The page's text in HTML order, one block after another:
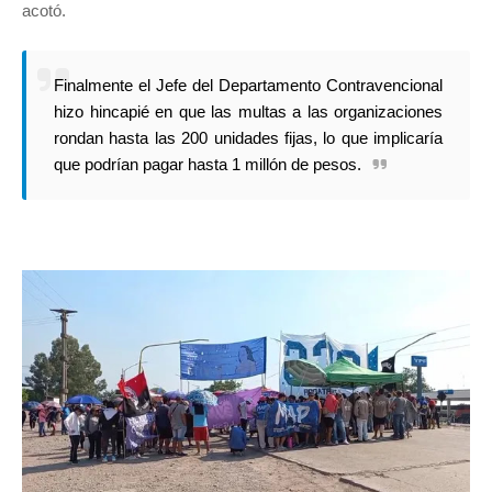
acotó.
Finalmente el Jefe del Departamento Contravencional
hizo hincapié en que las multas a las organizaciones
rondan hasta las 200 unidades fijas, lo que implicaría
que podrían pagar hasta 1 millón de pesos.